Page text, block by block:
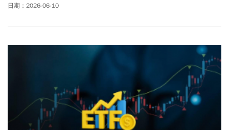
到夜間展演水舞、光影秀，融合雷射光雕與水上LED發光地磚，同時
水上DJ秀、快閃活動以及2026碧潭水舞季常見問題，讓你一文就掌
握活動亮點、一場都不漏。
日期：2026-06-10